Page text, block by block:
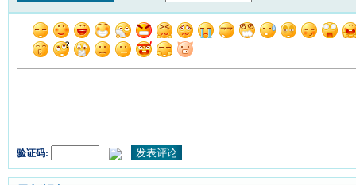
验证码: